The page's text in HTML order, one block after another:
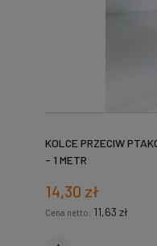
KOLCE PRZECIW
- 1 METR
14,30 zł
Cena netto: 11,63 zł